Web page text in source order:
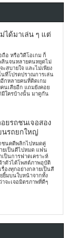
ได้มาเล่น ๆ แต่
ถือ หรือวิดีโอเกม ก็
ลินจนหลายคนหยุดไม่
สบายใจ และไม่เพียง
นที่โปรดปราณการเล่น
อีกหลายคนที่ติดเกม
นเสียอีก แถมยังคอย
ใครบ้างนั้น มาดูกัน
ยรถชนเจอสอง
นรถยกใหญ่
ชนคดีพลิกไปหมดคู่
ยเป็นดีไปหมด แฟน
ป็นการฟาดเคราะห์
าตัวได้โพสต์ภาพอุบัติ
รื่องทุกอย่างกลายเป็นสี
ยิ้มบนใบหน้าจากทั้ง
าจะเจอมิตรภาพที่ดีๆ